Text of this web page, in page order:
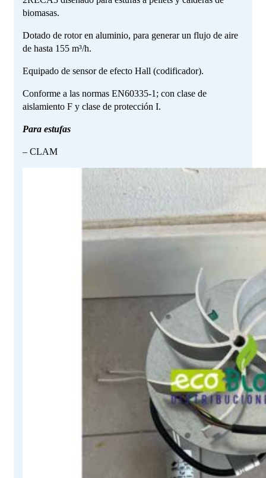
biomasas.
Dotado de rotor en aluminio, para generar un flujo de aire
de hasta 155 m³/h.
Equipado de sensor de efecto Hall (codificador).
Conforme a las normas EN60335-1; con clase de
aislamiento F y clase de protección I.
Para estufas
– CLAM